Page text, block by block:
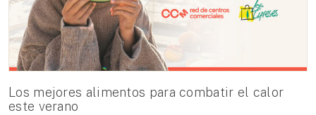
Los mejores alimentos para combatir el calor
este verano